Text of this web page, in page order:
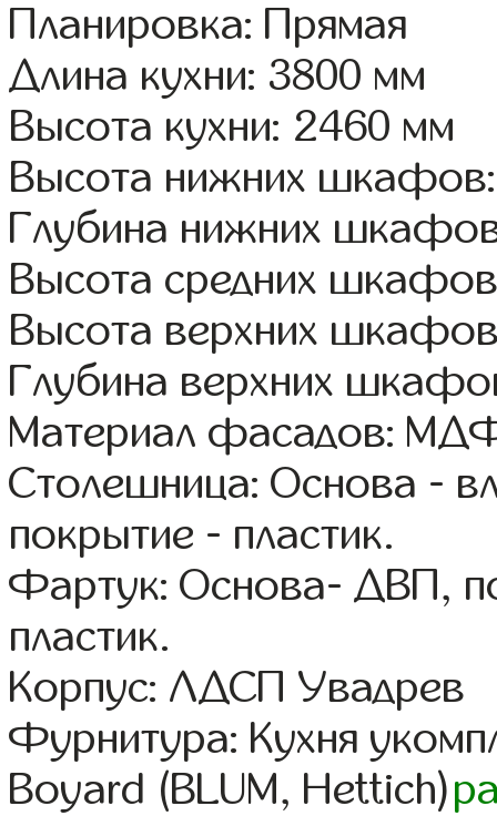
Планировка: Прямая
Длина кухни: 3800 мм
Высота кухни: 2460 мм
Высота нижних
Глубина нижних
Высота средних
Высота верхних
Глубина верхних
Материал фасадов:
Столешница: Основа -
покрытие - пластик.
Фартук: Основа- ДВП,
пластик.
Корпус: ЛДСП Увадрев
Фурнитура: Кухня
Boyard (BLUM, Hettich)